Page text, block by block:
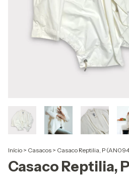
Início > Casacos > Casaco Reptilia, P
Casaco Reptilia,